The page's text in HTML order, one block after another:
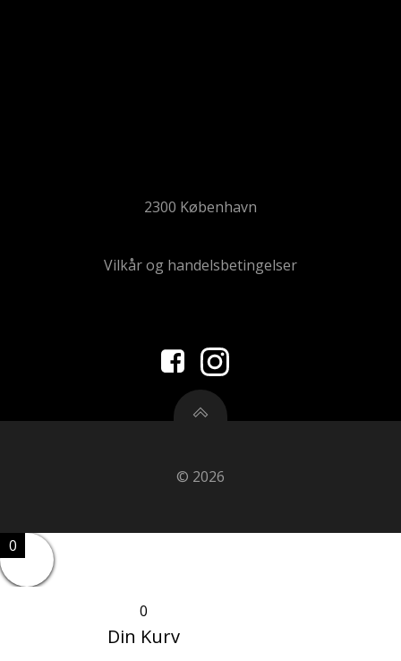
2300 København
Vilkår og handelsbetingelser
© 2026
0
0
Din Kurv